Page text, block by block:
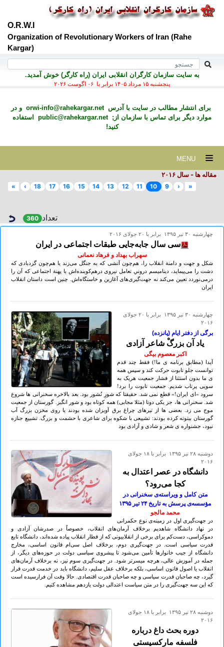
O.R.W.I
Organization of Revolutionary Workers of Iran (Rahe
Kargar)
به سايت سازمان کارگران انقلابی ايران (راه کارگر) خوش آمديد.
پنجشنبه ۱۵ مرداد ۱۴۰۵ برابر با ۰۶ اگوست ۲۰۲۶
برای انتشار مطالب در سايت با آدرسorwi-info@rahekargar.net و در
موارد ديگر برای تماس با سازمان از;public@rahekargar.net
استفاده
کنید!
مقاله ها - سال ۲٠۱۶
«
‹
9
10
11
12
13
14
15
16
17
18
›
»
تعداد 360
چهارشنبه ۳۰ تير ۱۳۹۵ برابر با ۲۰ جولای ۲۰۱۶
سی سال جابه‌جایی طبقات اجتماعی در ایران
سهراب بهداد و فرهاد نعمانی
شکل و جهت و دامنة انقلاب را، هم‌چون آتشی که به جنگل می‌زند یا هم‌چون گردبادی که
دشت را می‌پیماید، دینامیسم درونیِ تعامل نیروی درهم‌کوبنده‌اش با پهنة اجتماعی که آن را
درمی‌نوردد تعیین می‌کند نه جهت‌گیری‌های آغازین و خاستگاه‌اش. چنین است داستان انقلاب
ایران
چهارشنبه ۳۰ تير ۱۳۹۵ برابر با ۲۰ جولای
۲۰۱۶
برگی از دفتر ایام (پانزده)
یاد آن بزرگْ شاعر آزادی
اکبر معصوم بیگی
آیدا (مطابق برنامه ی ما!) فقط چند قدم
توانست جلو تابوت حرکت کند و سپس همه
ی ما بدون استثنا از فشار جمعیت هریک به
سویی پرتاب شدیم. جمعیت تابوت را برد!
سرود «ای ایران!» قطع نمی شد. حقیقتا که شورِ نُشور بود. بعد بالاخره سخنرانی ها شروع
شد. سخنرانی ها، جز یکی دوتا (مثلا مجابی) همه کوتاه بود و شور انگیز. گورستان از جمعیت
موج می زد. بعضی ها از تیرهای چراغ برق آویزان شده بودند یا روی مخزن بزرگ آب
گورستان بیتوته کرده بودند: تشییعی با شکوه برای شاعری با حشمت و بزرگ. تشییع جنازه
نبود، جشنواره ی شعر و شادی و آزادی بود
دوشنبه ۲۸ تير ۱۳۹۵ برابر با ۱۸ جولای
۲۰۱۶
دانشگاه در عصر اعتدال به
کجا می‌رود؟
متن کامل و ویراسته‌ی سخنرانی در
مؤسسه‌ی پرسش به تاریخ ۲۴ تير ۱۳۹۵
محمد مالجو
در جهت‌گیری اول در زمینه‌ی نوع حکمرانی
در نهاد دانشگاه شاهدیم برخلاف آرمان‌های انقلاب، خصوصاً در صدرشان آزادی و
دموکراسی، دست‌کم برای برخی از انقلابیونی که از قطار انقلاب پیاده شده‌اند، دانشگاه تابع
قدرت سیاسی است. در جهت‌گیری دوم، برخلاف اصل سی‌ام قانون اساسی، مخارج
دانشگاه از جیب خانوارها تأمین می‌شود تا پیشروی سیاسی دولت در حوزه‌های دیگر، از
جمله در آموزش عالی، هرچه میسرتر شود. در جهت‌گیری سوم نیز، نه برخلاف آرمان‌های
انقلاب یا اصول قانون اساسی، بلکه برخلاف عقل سلیم، دانشگاه باید در خدمت قدرت قرار
گیرد، چه صاحبان قدرت سیاسی و چه صاحبان قدرت اقتصادی. حالا وقت آن فرارسیده است
که این سه جهت‌گیری را در متن سیاست اعتدالی دولت یازدهم مشاهده کنیم.
دوشنبه ۲۸ تير ۱۳۹۵ برابر با ۱۸ جولای
۲۰۱۶
دوره بحث داغ درباره
فلسفه مارکسیستی